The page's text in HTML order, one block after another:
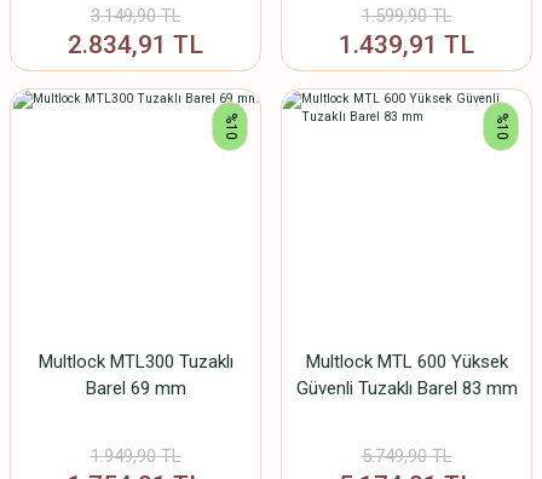
3.149,90 TL
2.834,91 TL
1.599,90 TL
1.439,91 TL
%10
Multlock MTL300 Tuzaklı
Barel 69 mm
1.949,90 TL
%10
Multlock MTL 600 Yüksek
Güvenli Tuzaklı Barel 83 mm
5.749,90 TL